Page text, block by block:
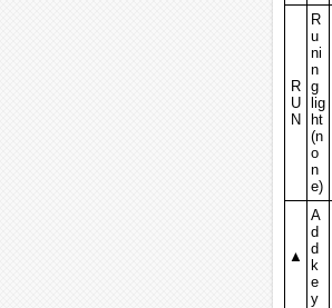
R
U
N
R
u
ni
n
g
lig
ht
(n
o
n
e)
▲
A
d
d
k
e
y